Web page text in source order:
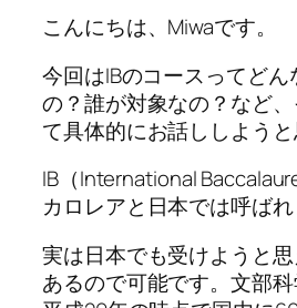
こんにちは、Miwaです。
今回はIBのコースってどん
の？誰が対象なの？など
て具体的にお話ししようと
IB（International
カロレアと日本では呼ばれ
実は日本でも受けようと
あるので可能です。文部科